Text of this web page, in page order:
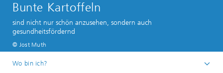
Bunte Kartoffeln
sind nicht nur schön anzusehen, sondern auch
gesundheitsfördernd
© Jost Muth
Wo bin ich?